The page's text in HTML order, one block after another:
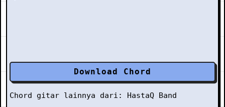
Download Chord
Chord gitar lainnya dari: HastaQ Band